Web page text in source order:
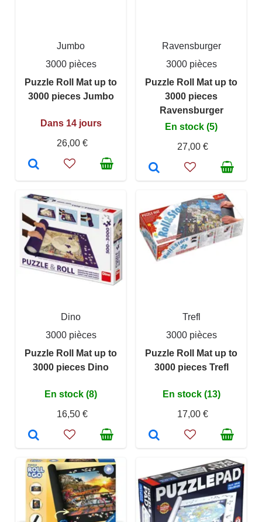
Jumbo
3000 pièces
Puzzle Roll Mat up to
3000 pieces Jumbo
Dans 14 jours
26,00 €
Ravensburger
3000 pièces
Puzzle Roll Mat up to
3000 pieces
Ravensburger
En stock (5)
27,00 €
Dino
3000 pièces
Puzzle Roll Mat up to
3000 pieces Dino
En stock (8)
16,50 €
Trefl
3000 pièces
Puzzle Roll Mat up to
3000 pieces Trefl
En stock (13)
17,00 €